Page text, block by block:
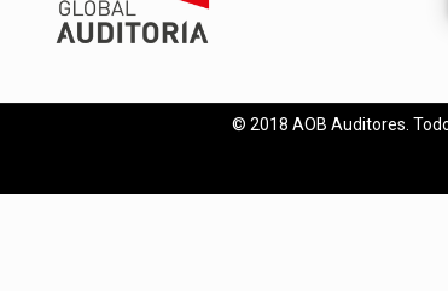
© 2018 AOB Auditores.